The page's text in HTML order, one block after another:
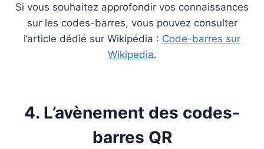
Si vous souhaitez approfondir vos connaissances
sur les codes-barres, vous pouvez consulter
l’article dédié sur Wikipédia : Code-barres sur
Wikipedia.
4. L’avènement des codes-
barres QR